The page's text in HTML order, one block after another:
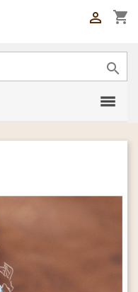
shopping_cart

